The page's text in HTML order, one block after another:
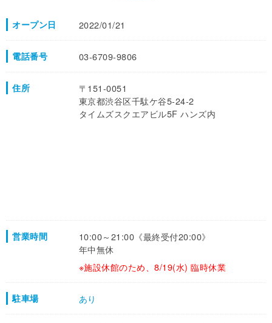
オープン日 2022/01/21
電話番号 03-6709-9806
住所
〒151-0051
東京都渋谷区千駄ケ谷5-24-2
タイムズスクエアビル5F ハンズ内
営業時間
10:00～21:00《最終受付20:00》
年中無休
※施設休館のため、8/19(水) 臨時休業
駐車場 あり